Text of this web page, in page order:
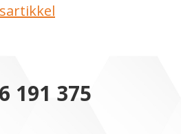
6 191 375